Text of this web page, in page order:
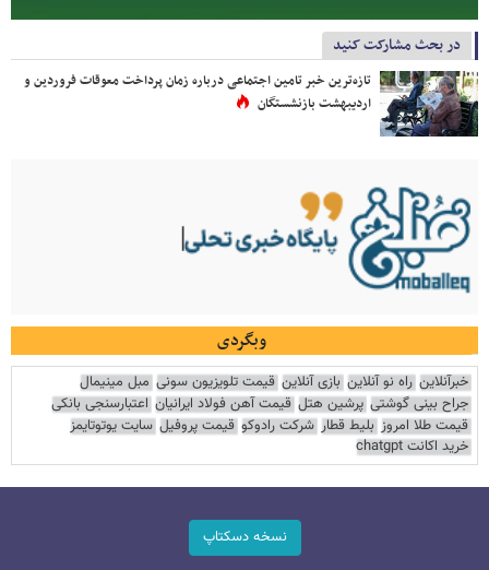
در بحث مشارکت کنید
تازه‌ترین خبر تامین اجتماعی درباره زمان پرداخت معوقات فروردین و
اردیبهشت بازنشستگان
وبگردی
خبرآنلاین راه نو آنلاین بازی آنلاین قیمت تلویزیون سونی مبل مینیمال
جراح بینی گوشتی پرشین هتل قیمت آهن فولاد ایرانیان اعتبارسنجی بانکی
قیمت طلا امروز بلیط قطار شرکت رادوکو قیمت پروفیل سایت یوتوتایمز
خرید اکانت chatgpt
نسخه دسکتاپ